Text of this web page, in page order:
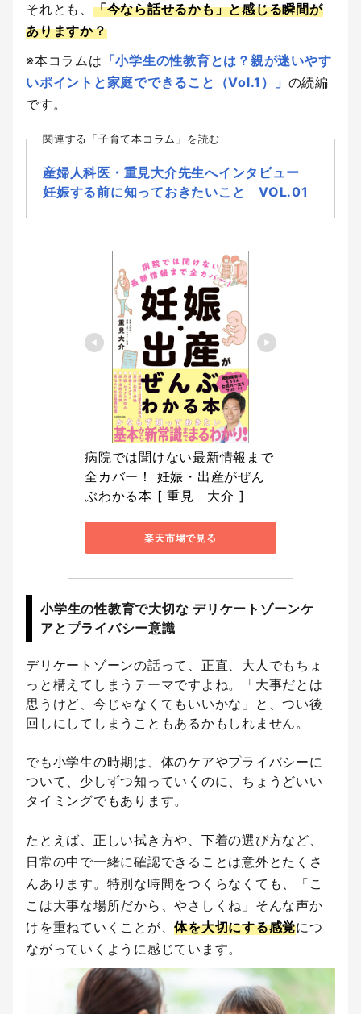
それとも、 「今なら話せるかも」と感じる瞬間が
ありますか？
※本コラムは 「小学生の性教育とは？親が迷いやす
いポイントと家庭でできること（Vol.1）」 の続編
です。
関連する「子育て本コラム」を読む
産婦人科医・重見大介先生へインタビュー
妊娠する前に知っておきたいこと VOL.01
病院では聞けない最新情報まで
全カバー！ 妊娠・出産がぜん
ぶわかる本 [ 重見　大介 ]
楽天市場で見る
小学生の性教育で大切な デリケートゾーンケ
アとプライバシー意識
デリケートゾーンの話って、正直、大人でもちょ
っと構えてしまうテーマですよね。「大事だとは
思うけど、今じゃなくてもいいかな」と、つい後
回しにしてしまうこともあるかもしれません。
でも小学生の時期は、体のケアやプライバシーに
ついて、少しずつ知っていくのに、ちょうどいい
タイミングでもあります。
たとえば、正しい拭き方や、下着の選び方など、
日常の中で一緒に確認できることは意外とたくさ
んあります。特別な時間をつくらなくても、「こ
こは大事な場所だから、やさしくね」そんな声か
けを重ねていくことが、体を大切にする感覚につ
ながっていくように感じています。